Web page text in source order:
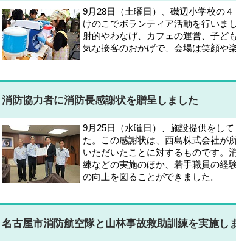
9月28日（土曜日）、磯辺小学校の
けのこでボランティア活動を行いま
射的やわなげ、カフェの運営、子ど
気な接客のおかげで、会場は笑顔や
消防協力者に消防長感謝状を贈呈しました
9月25日（水曜日）、施設提供をし
た。この感謝状は、西島株式会社が
いただいたことに対するものです。
練などの実施のほか、若手職員の経
の向上を図ることができました。
名古屋市消防航空隊と山林事故救助訓練を実施し